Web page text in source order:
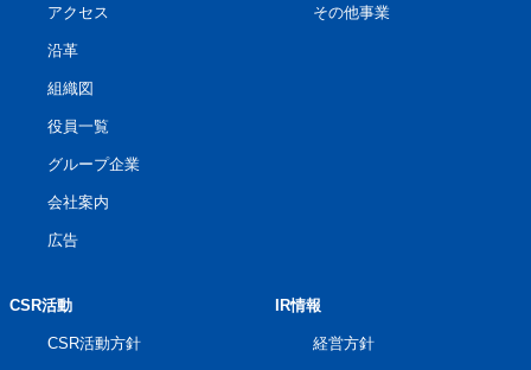
アクセス
沿革
組織図
役員一覧
グループ企業
会社案内
広告
その他事業
CSR活動
CSR活動方針
IR情報
経営方針